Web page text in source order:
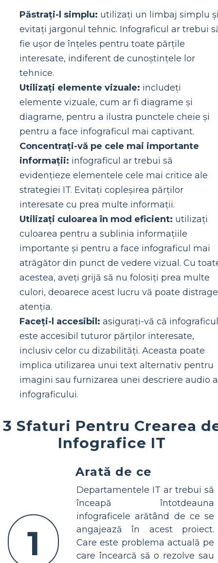
Păstrați-l simplu: utilizați un limbaj simplu
evitați jargonul tehnic. Infograficul ar trebui
fie ușor de înțeles pentru toate părțile
interesate, indiferent de cunoștințele lor
tehnice.
Utilizați elemente vizuale: includeți
elemente vizuale, cum ar fi diagrame și
diagrame, pentru a ilustra punctele cheie și
pentru a face infograficul mai captivant.
Concentrați-vă pe cele mai importante
informații: infograficul ar trebui să
evidențieze elementele cele mai critice ale
strategiei IT. Evitați copleșirea părților
interesate cu prea multe informații.
Utilizați culoarea în mod eficient: utilizați
culoarea pentru a sublinia informațiile
importante și pentru a face infograficul mai
atrăgător din punct de vedere vizual. Cu
acestea, aveți grijă să nu folosiți prea multe
culori, deoarece acest lucru vă poate distrage
atenția.
Faceți-l accesibil: asigurați-vă că infograficul
este accesibil tuturor părților interesate,
inclusiv celor cu dizabilități. Aceasta poate
implica utilizarea unui text alternativ pentru
imagini sau furnizarea unei descriere audio a
infograficului.
3 Sfaturi Pentru Crearea
Infografice IT
1
Arată de ce
Departamentele IT ar trebui să
înceapă întotdeauna
infograficele arătând de ce se
angajează în acest proiect.
Care este problema actuală pe
care încearcă să o rezolve sau